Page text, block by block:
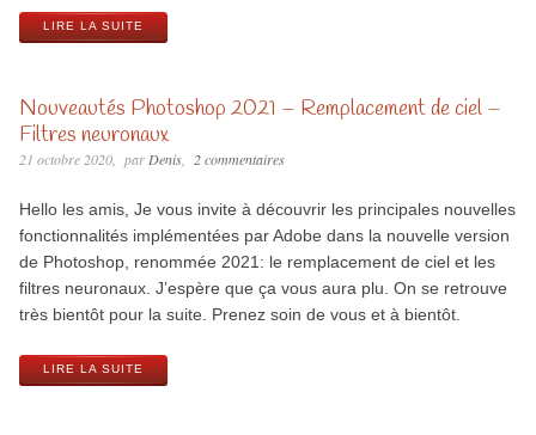
LIRE LA SUITE
Nouveautés Photoshop 2021 – Remplacement de ciel –
Filtres neuronaux
21 octobre 2020 par Denis 2 commentaires
Hello les amis, Je vous invite à découvrir les principales nouvelles
fonctionnalités implémentées par Adobe dans la nouvelle version
de Photoshop, renommée 2021: le remplacement de ciel et les
filtres neuronaux. J’espère que ça vous aura plu. On se retrouve
très bientôt pour la suite. Prenez soin de vous et à bientôt.
LIRE LA SUITE